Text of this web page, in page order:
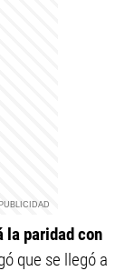
la paridad con
que se llegó a